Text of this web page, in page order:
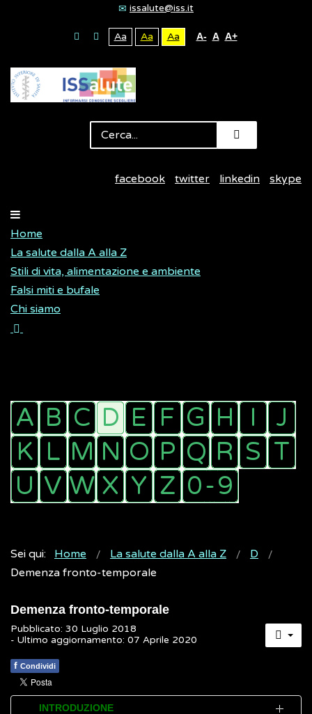
issalute@iss.it
Aa Aa Aa A- A A+
facebook twitter linkedin skype
Home
La salute dalla A alla Z
Stili di vita, alimentazione e ambiente
Falsi miti e bufale
Chi siamo
Sei qui: Home La salute dalla A alla Z
D
Demenza fronto-temporale
Demenza fronto-temporale
Pubblicato: 30 Luglio 2018
- Ultimo aggiornamento: 07 Aprile 2020
f Condividi
INTRODUZIONE